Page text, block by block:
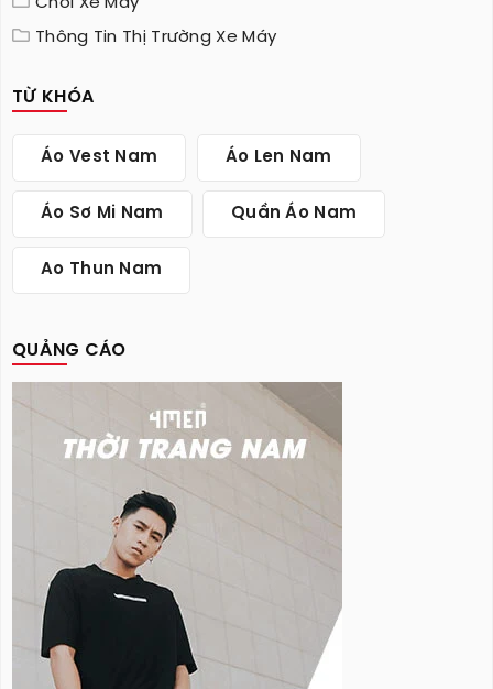
Thông Tin Thị Trường Xe Máy
TỪ KHÓA
Áo Vest Nam Áo Len Nam
Áo Sơ Mi Nam Quần Áo Nam
Ao Thun Nam
QUẢNG CÁO